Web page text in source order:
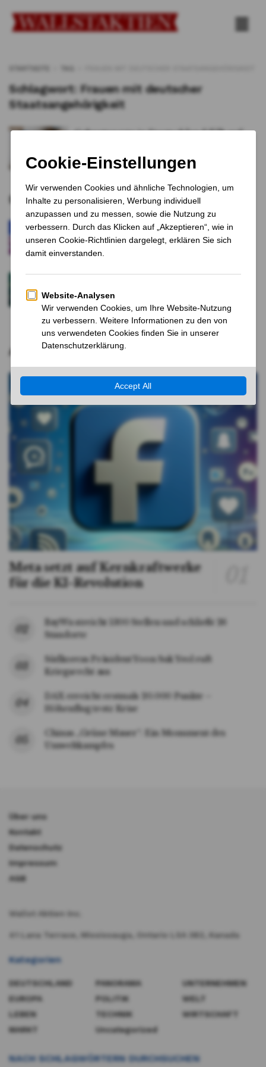
Schlagwort:Frauen mit deutscher
Staatsangehörigkeit
Geburtenrate in Deutschland fällt auf
VON Katrin Schuster 17. JULI 2025
Empfohlene Artikel
Trump und Putin treffen sich in Alaska zu
Ukraine-Gesprächen
12 MONATEN VOR
Ausnahmezustand
9 MONATEN VOR
Aktuelle Nachrichten
Meta setzt auf Kernkraftwerke
für die KI-Revolution
BayWa streicht 1300 Stellen und schließt 26
Standorte
Südkoreas Präsident Yoon Suk Yeol ruft
Kriegsrecht aus
DAX erreicht erstmals 20.000 Punkte –
Höhenflug trotz Krise
Chinas „Grüne Mauer“: Ein Monument des
Umweltkampfes
Über uns
Kontakt
Datenschutz
Impressum
AGB
Wallst Aktien Inc.
41 Lana Terrace, Mississauga, Ontario L5A 3B2, Kanada​
Kategorien
DEUTSCHLAND
EUROPA
LEBEN
MARKT
PANORAMA
POLITIK
TECHNIK
Uncategorized
UNTERNEHMEN
WELT
WIRTSCHAFT
NACH SCHLAGWÖRTERN DURCHSUCHEN